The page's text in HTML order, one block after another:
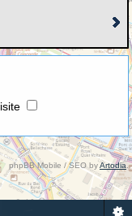
phpBB Mobile / SEO byArtodia .